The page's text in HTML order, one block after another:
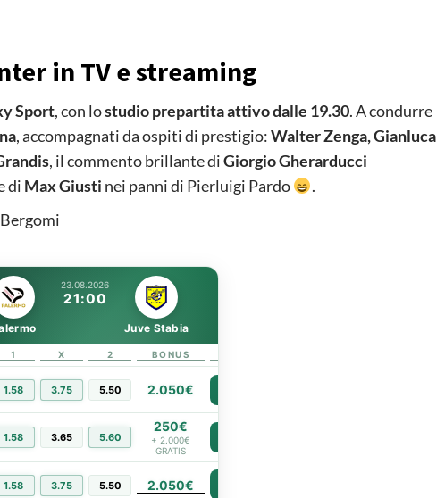
in TV e streaming
Sport, con lostudio prepartita attivo dalle 19.30. A condurre
, accompagnati da ospiti di prestigio:Walter Zenga, Gianluca
, il commento brillante diGiorgio Gherarducci
di Max Giusti nei panni di Pierluigi Pardo
.
23.08.2026
21:00
Juve Stabia
1 X 2 BONUS
1.58 3.75 5.50 2.050€
1.58 3.65 5.60
250€
+ 2.000€
GRATIS
1.58 3.75 5.50 2.050€